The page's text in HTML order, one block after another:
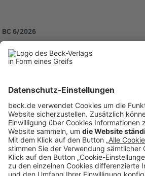
BC 6/2026
BC20260618
Rubriken
Menü
Anzeigen